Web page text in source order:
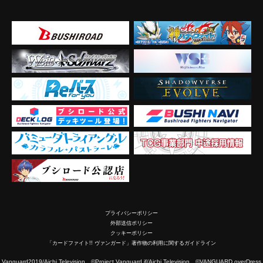
プライバシーポリシー
外部送信ポリシー
クッキーポリシー
「カードファイト!! ヴァンガード」著作物の利用に関するガイドライン
Aichi Television ©Project Vanguard if/Aichi Television ©VANGUARD